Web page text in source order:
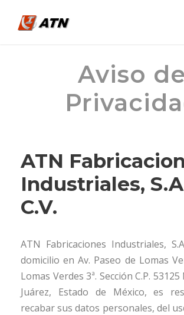
Aviso de
ATN
Industriales,
C.V.
ATN Fabricaciones Industriales,
domicilio en Av. Paseo de Lomas
Lomas Verdes 3ª. Sección C.P.
Juárez, Estado de México, es
recabar sus datos personales, del